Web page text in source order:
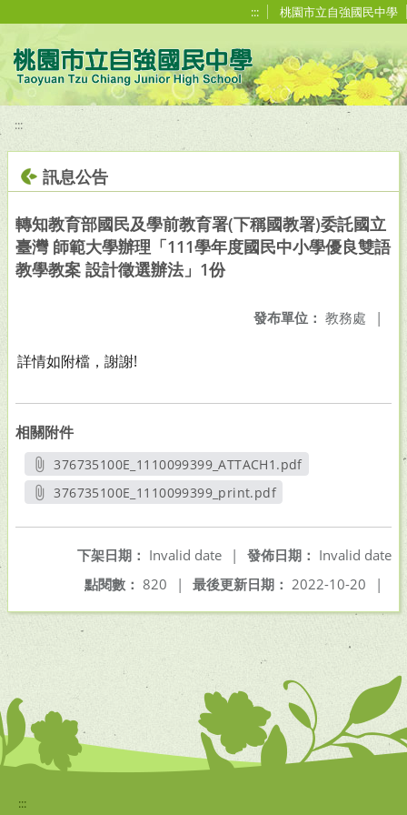
::: 桃園市立自強國民中學
:::
訊息公告
轉知教育部國民及學前教育署(下稱國教署)委託國立
臺灣 師範大學辦理「111學年度國民中小學優良雙語
教學教案 設計徵選辦法」1份
發布單位： 教務處 |
詳情如附檔，謝謝!
相關附件
376735100E_1110099399_ATTACH1.pdf
另開新視窗
376735100E_1110099399_print.pdf
發佈日期： Invalid date
下架日期： Invalid date
|
最後更新日期： 2022-10-20 |
點閱數： 820 |
:::